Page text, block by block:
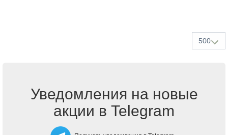
500
Уведомления на новые
акции в Telegram